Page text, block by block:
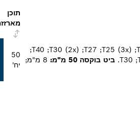
תוכן
מארז
PH1 (2x);‏ PH2 (4x);‏ PH3 (2x);‏ PZ1;‏ PZ2 (2x);‏ PZ3 (2x);‏ T10 (2x);‏ T15 (3x);‏ T20 (4x);‏ T25 (3x);‏ T27;‏ T30 (2x);‏ T40;‏
ביט בוקסה 50 מ"מ:
8 מ"מ;
50
יח'